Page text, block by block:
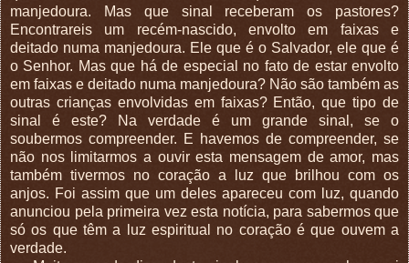
manjedoura. Mas que sinal receberam os pastores?
Encontrareis um recém-nascido, envolto em faixas e
deitado numa manjedoura. Ele que é o Salvador, ele que é
o Senhor. Mas que há de especial no fato de estar envolto
em faixas e deitado numa manjedoura? Não são também as
outras crianças envolvidas em faixas? Então, que tipo de
sinal é este? Na verdade é um grande sinal, se o
soubermos compreender. E havemos de compreender, se
não nos limitarmos a ouvir esta mensagem de amor, mas
também tivermos no coração a luz que brilhou com os
anjos. Foi assim que um deles apareceu com luz, quando
anunciou pela primeira vez esta notícia, para sabermos que
só os que têm a luz espiritual no coração é que ouvem a
verdade.